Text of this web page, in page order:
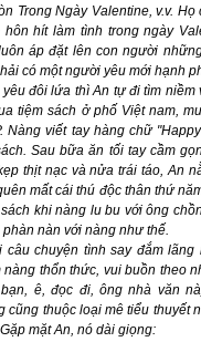
Trong Ngày Valentine, v.v.
hít làm tình trong ngày
áp đặt lên con người
có một người yêu mới hạnh
đôi lứa thì An tự đi tìm niềm
tiệm sách ở phố Việt nam,
Nàng viết tay hàng chữ
Sau bữa ăn tối tay cầm
thịt nạc và nửa trái táo, An
mất cái thú độc thân thứ
khi nàng lu bu với ông
nàn với nàng như thế.
chuyện tình say đắm lãng
thổn thức, vui buồn theo
ê, đọc đi, ông nhà văn
cũng thuộc loại mê tiểu thuyết
mặt An, nó dài giọng: